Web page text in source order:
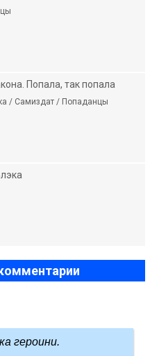
Попала, так попала
/ Самиздат / Попаданцы
героини.